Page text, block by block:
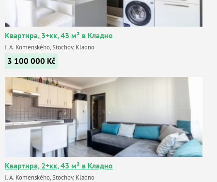
Квартира, 3+кк, 43 м² в Кладно
J. A. Komenského, Stochov, Kladno
3 100 000 Kč
Квартира, 2+кк, 43 м² в Кладно
J. A. Komenského, Stochov, Kladno